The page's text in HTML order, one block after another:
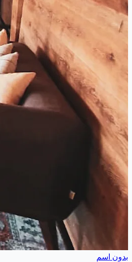
بدون اسم